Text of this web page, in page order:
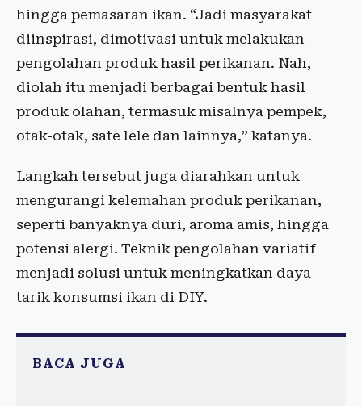
hingga pemasaran ikan. “Jadi masyarakat
diinspirasi, dimotivasi untuk melakukan
pengolahan produk hasil perikanan. Nah,
diolah itu menjadi berbagai bentuk hasil
produk olahan, termasuk misalnya pempek,
otak-otak, sate lele dan lainnya,” katanya.
Langkah tersebut juga diarahkan untuk
mengurangi kelemahan produk perikanan,
seperti banyaknya duri, aroma amis, hingga
potensi alergi. Teknik pengolahan variatif
menjadi solusi untuk meningkatkan daya
tarik konsumsi ikan di DIY.
BACA JUGA